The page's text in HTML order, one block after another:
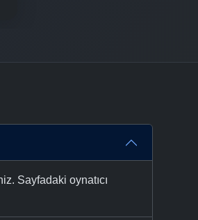
Sayfadaki oynatıcı